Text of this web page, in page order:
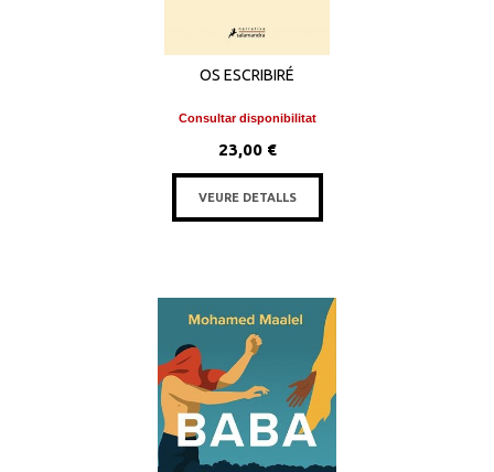
OS ESCRIBIRÉ
Consultar disponibilitat
23,00 €
VEURE DETALLS